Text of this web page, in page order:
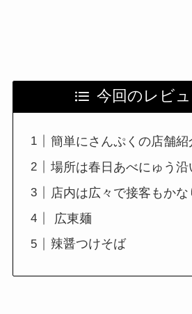
今回のレビ
簡単にさんぷくの店舗紹
場所は春日あべにゅう沿
店内は広々で接客もかな
広東麺
辣醤つけそば